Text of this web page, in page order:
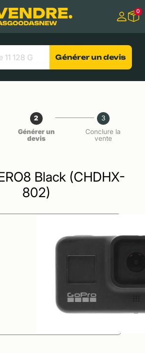
0
Générer un devis
2
Générer un
devis
3
Conclure la
vente
Black (CHDHX-
802)